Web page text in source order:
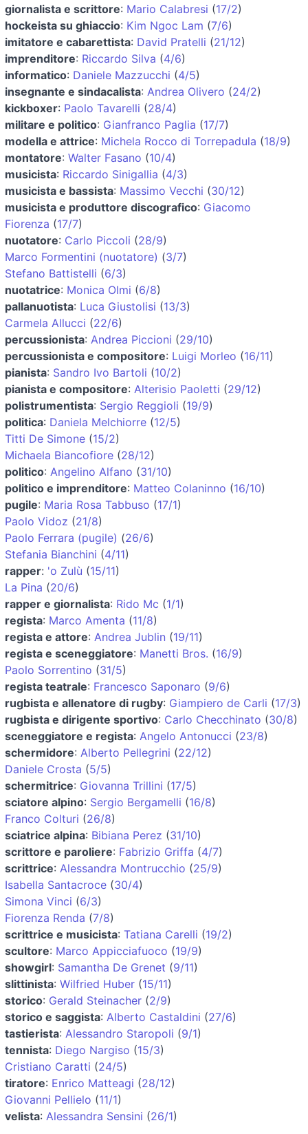
giornalista e scrittore: Mario Calabresi (17/2)
hockeista su ghiaccio: Kim Ngoc Lam (7/6)
imitatore e cabarettista: David Pratelli (21/12)
imprenditore: Riccardo Silva (4/6)
informatico: Daniele Mazzucchi (4/5)
insegnante e sindacalista: Andrea Olivero (24/2)
kickboxer: Paolo Tavarelli (28/4)
militare e politico: Gianfranco Paglia (17/7)
modella e attrice: Michela Rocco di Torrepadula (18/9)
montatore: Walter Fasano (10/4)
musicista: Riccardo Sinigallia (4/3)
musicista e bassista: Massimo Vecchi (30/12)
musicista e produttore discografico: Giacomo
Fiorenza (17/7)
nuotatore: Carlo Piccoli (28/9)
Marco Formentini (nuotatore) (3/7)
Stefano Battistelli (6/3)
nuotatrice: Monica Olmi (6/8)
pallanuotista: Luca Giustolisi (13/3)
Carmela Allucci (22/6)
percussionista: Andrea Piccioni (29/10)
percussionista e compositore: Luigi Morleo (16/11)
pianista: Sandro Ivo Bartoli (10/2)
pianista e compositore: Alterisio Paoletti (29/12)
polistrumentista: Sergio Reggioli (19/9)
politica: Daniela Melchiorre (12/5)
Titti De Simone (15/2)
Michaela Biancofiore (28/12)
politico: Angelino Alfano (31/10)
politico e imprenditore: Matteo Colaninno (16/10)
pugile: Maria Rosa Tabbuso (17/1)
Paolo Vidoz (21/8)
Paolo Ferrara (pugile) (26/6)
Stefania Bianchini (4/11)
rapper: 'o Zulù (15/11)
La Pina (20/6)
rapper e giornalista: Rido Mc (1/1)
regista: Marco Amenta (11/8)
regista e attore: Andrea Jublin (19/11)
regista e sceneggiatore: Manetti Bros. (16/9)
Paolo Sorrentino (31/5)
regista teatrale: Francesco Saponaro (9/6)
rugbista e allenatore di rugby: Giampiero de Carli (17/3)
rugbista e dirigente sportivo: Carlo Checchinato (30/8)
sceneggiatore e regista: Angelo Antonucci (23/8)
schermidore: Alberto Pellegrini (22/12)
Daniele Crosta (5/5)
schermitrice: Giovanna Trillini (17/5)
sciatore alpino: Sergio Bergamelli (16/8)
Franco Colturi (26/8)
sciatrice alpina: Bibiana Perez (31/10)
scrittore e paroliere: Fabrizio Griffa (4/7)
scrittrice: Alessandra Montrucchio (25/9)
Isabella Santacroce (30/4)
Simona Vinci (6/3)
Fiorenza Renda (7/8)
scrittrice e musicista: Tatiana Carelli (19/2)
scultore: Marco Appicciafuoco (19/9)
showgirl: Samantha De Grenet (9/11)
slittinista: Wilfried Huber (15/11)
storico: Gerald Steinacher (2/9)
storico e saggista: Alberto Castaldini (27/6)
tastierista: Alessandro Staropoli (9/1)
tennista: Diego Nargiso (15/3)
Cristiano Caratti (24/5)
tiratore: Enrico Matteagi (28/12)
Giovanni Pellielo (11/1)
velista: Alessandra Sensini (26/1)